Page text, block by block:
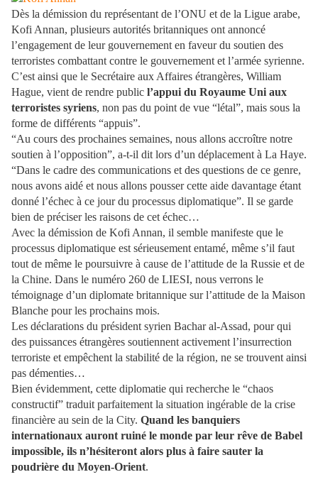
Dès la démission du représentant de l’ONU et de la Ligue arabe,
Kofi Annan, plusieurs autorités britanniques ont annoncé
l’engagement de leur gouvernement en faveur du soutien des
terroristes combattant contre le gouvernement et l’armée syrienne.
C’est ainsi que le Secrétaire aux Affaires étrangères, William
Hague, vient de rendre public l’appui du Royaume Uni aux
terroristes syriens, non pas du point de vue “létal”, mais sous la
forme de différents “appuis”.
“Au cours des prochaines semaines, nous allons accroître notre
soutien à l’opposition”, a-t-il dit lors d’un déplacement à La Haye.
“Dans le cadre des communications et des questions de ce genre,
nous avons aidé et nous allons pousser cette aide davantage étant
donné l’échec à ce jour du processus diplomatique”. Il se garde
bien de préciser les raisons de cet échec…
Avec la démission de Kofi Annan, il semble manifeste que le
processus diplomatique est sérieusement entamé, même s’il faut
tout de même le poursuivre à cause de l’attitude de la Russie et de
la Chine. Dans le numéro 260 de LIESI, nous verrons le
témoignage d’un diplomate britannique sur l’attitude de la Maison
Blanche pour les prochains mois.
Les déclarations du président syrien Bachar al-Assad, pour qui
des puissances étrangères soutiennent activement l’insurrection
terroriste et empêchent la stabilité de la région, ne se trouvent ainsi
pas démenties…
Bien évidemment, cette diplomatie qui recherche le “chaos
constructif” traduit parfaitement la situation ingérable de la crise
financière au sein de la City. Quand les banquiers
internationaux auront ruiné le monde par leur rêve de Babel
impossible, ils n’hésiteront alors plus à faire sauter la
poudrière du Moyen-Orient.